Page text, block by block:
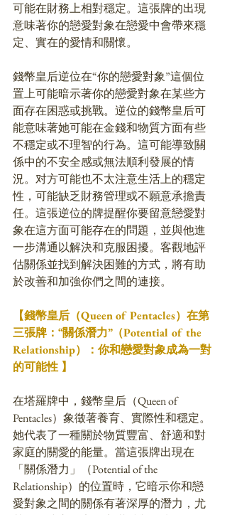
可能在財務上相對穩定。這張牌的出現
意味著你的戀愛對象在戀愛中會帶來穩
定、實在的愛情和關懷。
錢幣皇后逆位在“你的戀愛對象”這個位
置上可能暗示著你的戀愛對象在某些方
面存在困惑或挑戰。逆位的錢幣皇后可
能意味著她可能在金錢和物質方面有些
不穩定或不理智的行為。這可能導致關
係中的不安全感或無法順利發展的情
況。对方可能也不太注意生活上的穩定
性，可能缺乏財務管理或不願意承擔責
任。這張逆位的牌提醒你要留意戀愛對
象在這方面可能存在的問題，並與他進
一步溝通以解決和克服困擾。客觀地評
估關係並找到解決困難的方式，將有助
於改善和加強你們之間的連接。
【錢幣皇后（Queen of Pentacles）在第
三張牌：“關係潛力”（Potential of the
Relationship）：你和戀愛對象成為一對
的可能性 】
在塔羅牌中，錢幣皇后（Queen of
Pentacles）象徵著養育、實際性和穩定。
她代表了一種關於物質豐富、舒適和對
家庭的關愛的能量。當這張牌出現在
「關係潛力」（Potential of the
Relationship）的位置時，它暗示你和戀
愛對象之間的關係有著深厚的潛力，尤